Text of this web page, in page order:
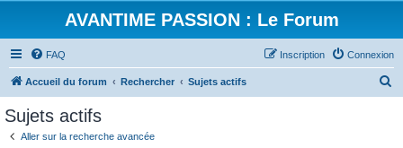
AVANTIME PASSION : Le Forum
FAQ Connexion
Inscription
Accueil du forum Rechercher Sujets actifs
Sujets actifs
Aller sur la recherche avancée